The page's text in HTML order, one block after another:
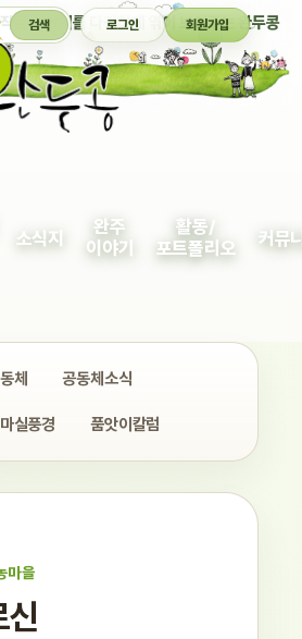
은 이야기를 다정하게 엮어 보여주는 완두콩
검색 로그인 회원가입
소식지
완주
이야기
활동/
포트폴리오
커뮤
체 공동체소식
마실풍경 품앗이칼럼
마을
신